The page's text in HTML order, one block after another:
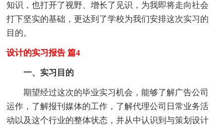
知识，也打开了视野、增长了见识，为我即将走向社会
打下坚实的基础，更达到了学校为我们安排这次实习的
目的。
设计的实习报告 篇4
一、实习目的
期望经过这次的毕业实习机会，能够了解广告公司
运作，了解报刊媒体的工作，了解代理公司日常业务活
动以及这个行业的整体状态，并从中认识到与策划设计